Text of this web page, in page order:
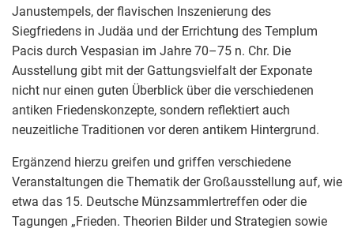
Janustempels, der flavischen Inszenierung des
Siegfriedens in Judäa und der Errichtung des Templum
Pacis durch Vespasian im Jahre 70–75 n. Chr. Die
Ausstellung gibt mit der Gattungsvielfalt der Exponate
nicht nur einen guten Überblick über die verschiedenen
antiken Friedenskonzepte, sondern reflektiert auch
neuzeitliche Traditionen vor deren antikem Hintergrund.
Ergänzend hierzu greifen und griffen verschiedene
Veranstaltungen die Thematik der Großausstellung auf, wie
etwa das 15. Deutsche Münzsammlertreffen oder die
Tagungen „Frieden. Theorien Bilder und Strategien sowie